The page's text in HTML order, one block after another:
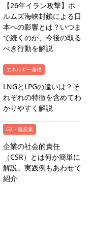
【26年イラン攻撃】ホ
ルムズ海峡封鎖による日
本への影響とは？いつま
で続くのか、今後の取る
べき行動を解説
エネルギー基礎
LNGとLPGの違いは？そ
れぞれの特徴を含めてわ
かりやすく解説
GX・脱炭素
企業の社会的責任
（CSR）とは何か簡単に
解説。実践例もあわせて
紹介